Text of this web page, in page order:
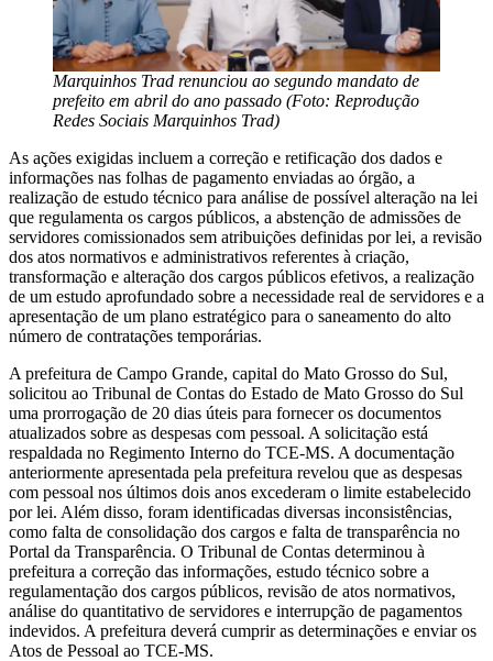
Marquinhos Trad renunciou ao segundo mandato de
prefeito em abril do ano passado (Foto: Reprodução
Redes Sociais Marquinhos Trad)
As ações exigidas incluem a correção e retificação dos dados e
informações nas folhas de pagamento enviadas ao órgão, a
realização de estudo técnico para análise de possível alteração na lei
que regulamenta os cargos públicos, a abstenção de admissões de
servidores comissionados sem atribuições definidas por lei, a revisão
dos atos normativos e administrativos referentes à criação,
transformação e alteração dos cargos públicos efetivos, a realização
de um estudo aprofundado sobre a necessidade real de servidores e a
apresentação de um plano estratégico para o saneamento do alto
número de contratações temporárias.
A prefeitura de Campo Grande, capital do Mato Grosso do Sul,
solicitou ao Tribunal de Contas do Estado de Mato Grosso do Sul
uma prorrogação de 20 dias úteis para fornecer os documentos
atualizados sobre as despesas com pessoal. A solicitação está
respaldada no Regimento Interno do TCE-MS. A documentação
anteriormente apresentada pela prefeitura revelou que as despesas
com pessoal nos últimos dois anos excederam o limite estabelecido
por lei. Além disso, foram identificadas diversas inconsistências,
como falta de consolidação dos cargos e falta de transparência no
Portal da Transparência. O Tribunal de Contas determinou à
prefeitura a correção das informações, estudo técnico sobre a
regulamentação dos cargos públicos, revisão de atos normativos,
análise do quantitativo de servidores e interrupção de pagamentos
indevidos. A prefeitura deverá cumprir as determinações e enviar os
Atos de Pessoal ao TCE-MS.